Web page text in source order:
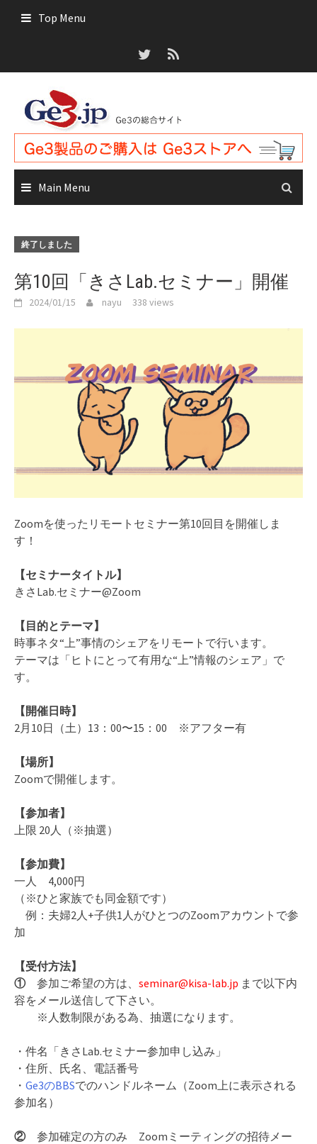
Top Menu
Main Menu
終了しました
第10回「きさLab.セミナー」開催
2024/01/15 nayu 338 views
Zoomを使ったリモートセミナー第10回目を開催しま
す！
【セミナータイトル】
きさLab.セミナー@Zoom
【目的とテーマ】
時事ネタ“上”事情のシェアをリモートで行います。
テーマは「ヒトにとって有用な“上”情報のシェア」で
す。
【開催日時】
2月10日（土）13：00〜15：00 ※アフター有
【場所】
Zoomで開催します。
【参加者】
上限 20人（※抽選）
【参加費】
一人 4,000円
（※ひと家族でも同金額です）
例：夫婦2人+子供1人がひとつのZoomアカウントで参
加
【受付方法】
①参加ご希望の方は、 seminar@kisa-lab.jp まで以下内
容をメール送信して下さい。
※人数制限がある為、抽選になります。
・件名「きさLab.セミナー参加申し込み」
・住所、氏名、電話番号
・ Ge3のBBSでのハンドルネーム（Zoom上に表示される
参加名）
②参加確定の方のみ Zoomミーティングの招待メー